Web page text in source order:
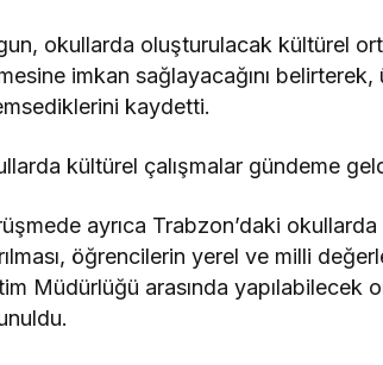
okullarda oluşturulacak kültürel
imkan sağlayacağını belirterek,
kaydetti.
kültürel çalışmalar gündeme
ayrıca Trabzon’daki
öğrencilerin yerel ve milli
Müdürlüğü arasında yapılabilecek